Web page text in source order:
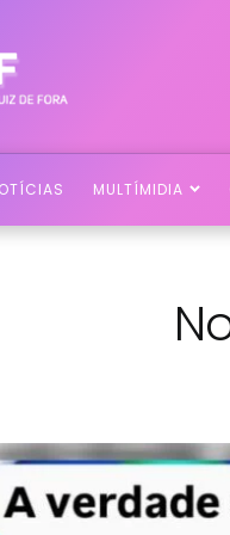
MULTÍMIDIA